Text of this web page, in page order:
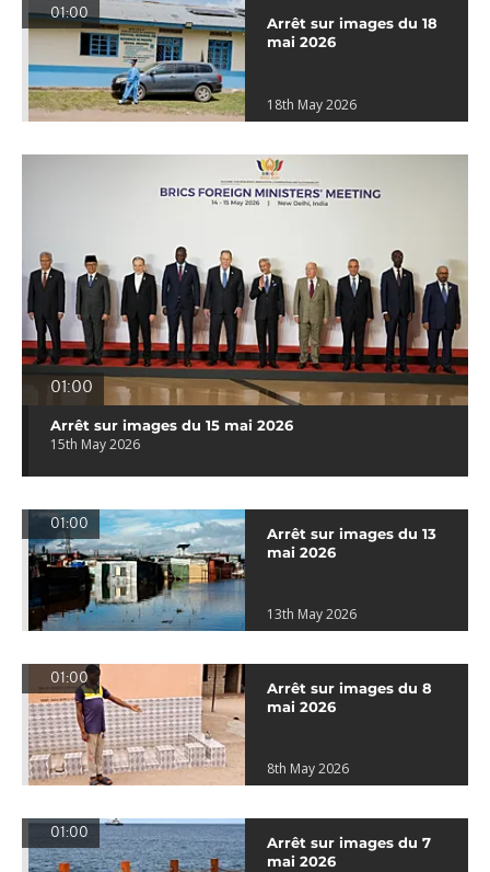
01:00
Arrêt sur images du 18
mai 2026
18th May 2026
01:00
Arrêt sur images du 15 mai 2026
15th May 2026
01:00
Arrêt sur images du 13
mai 2026
13th May 2026
01:00
Arrêt sur images du 8
mai 2026
8th May 2026
01:00
Arrêt sur images du 7
mai 2026